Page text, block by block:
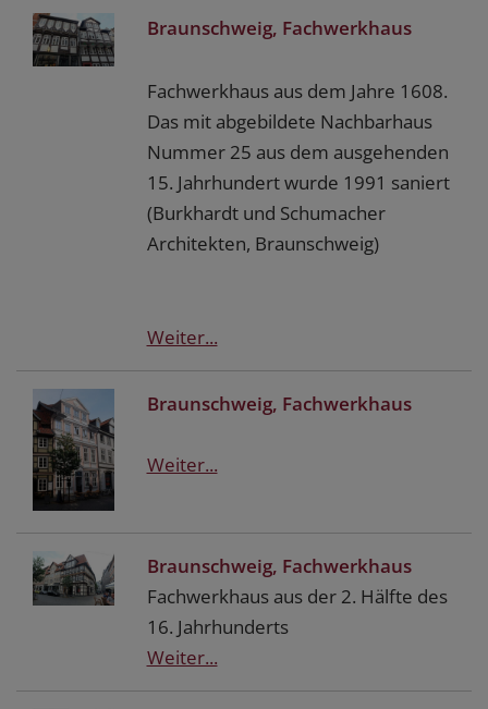
Braunschweig, Fachwerkhaus
Fachwerkhaus aus dem Jahre 1608.
Das mit abgebildete Nachbarhaus
Nummer 25 aus dem ausgehenden
15. Jahrhundert wurde 1991 saniert
(Burkhardt und Schumacher
Architekten, Braunschweig)
Weiter...
Braunschweig, Fachwerkhaus
Weiter...
Braunschweig, Fachwerkhaus
Fachwerkhaus aus der 2. Hälfte des
16. Jahrhunderts
Weiter...